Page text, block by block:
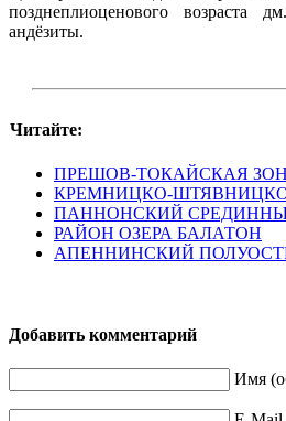
позднеплиоценового
андёзиты.
Читайте:
ПРЕШОВ-ТОКАЙСКАЯ
КРЕМНИЦКО-
ПАННОНСКИЙ
РАЙОН ОЗЕРА БАЛАТОН
АПЕННИНСКИЙ
Добавить комментарий
Имя